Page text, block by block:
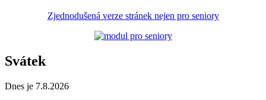
Zjednodušená verze stránek nejen pro seniory
Svátek
Dnes je 7.8.2026